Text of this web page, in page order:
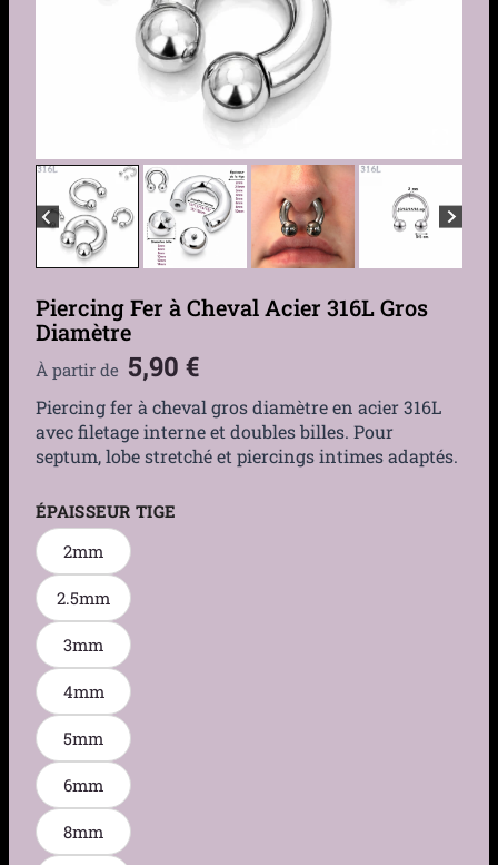
Piercing Fer à Cheval Acier 316L Gros
Diamètre
À partir de 5,90 €
Piercing fer à cheval gros diamètre en acier 316L
avec filetage interne et doubles billes. Pour
septum, lobe stretché et piercings intimes adaptés.
ÉPAISSEUR TIGE
2mm
2.5mm
3mm
4mm
5mm
6mm
8mm